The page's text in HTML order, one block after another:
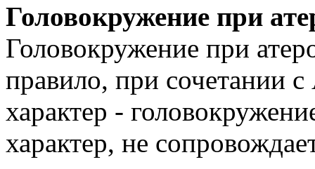
Головокружение при
Головокружение при
правило, при сочетании
характер -
характер, не